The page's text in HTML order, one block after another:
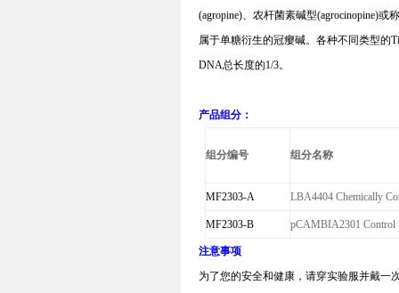
(agropine)、农杆菌素碱型(agrocinopine)或
属于单糖衍生的冠瘿碱。各种不同类型的Ti
DNA总长度的1/3。
产品组分：
组分编号 组分名称
MF2303-A LBA4404 Chemically
MF2303-B pCAMBIA2301 Control
注意事项
为了您的安全和健康，请穿实验服并戴一